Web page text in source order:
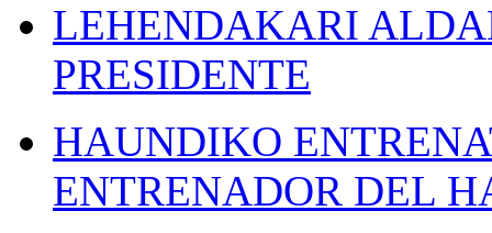
LEHENDAKARI
PRESIDENTE
HAUNDIKO
ENTRENADOR DEL